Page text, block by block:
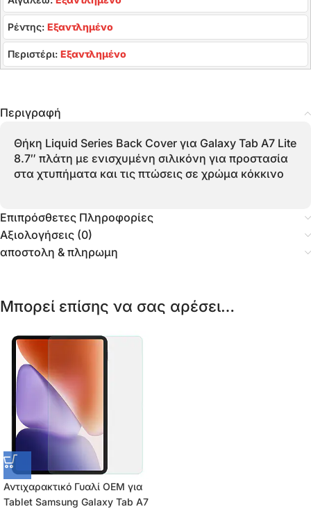
Ρέντης: Εξαντλημένο
Περιστέρι: Εξαντλημένο
Περιγραφή
Θήκη Liquid Series Back Cover για Galaxy Tab A7 Lite
8.7″ πλάτη με ενισχυμένη σιλικόνη για προστασία
στα χτυπήματα και τις πτώσεις σε χρώμα κόκκινο
Επιπρόσθετες Πληροφορίες
Αξιολογήσεις (0)
αποστολη & πληρωμη
Μπορεί επίσης να σας αρέσει…
Αντιχαρακτικό Γυαλί OEM για
Tablet Samsung Galaxy Tab A7